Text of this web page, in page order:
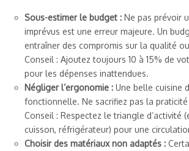
Sous-estimer le budget : Ne pas prévoir
imprévus est une erreur majeure. Un
entraîner des compromis sur la qualité
Conseil : Ajoutez toujours 10 à 15% de
pour les dépenses inattendues.
Négliger l’ergonomie : Une belle cuisine
fonctionnelle. Ne sacrifiez pas la
Conseil : Respectez le triangle d’activité
cuisson, réfrigérateur) pour une
Choisir des matériaux non adaptés :